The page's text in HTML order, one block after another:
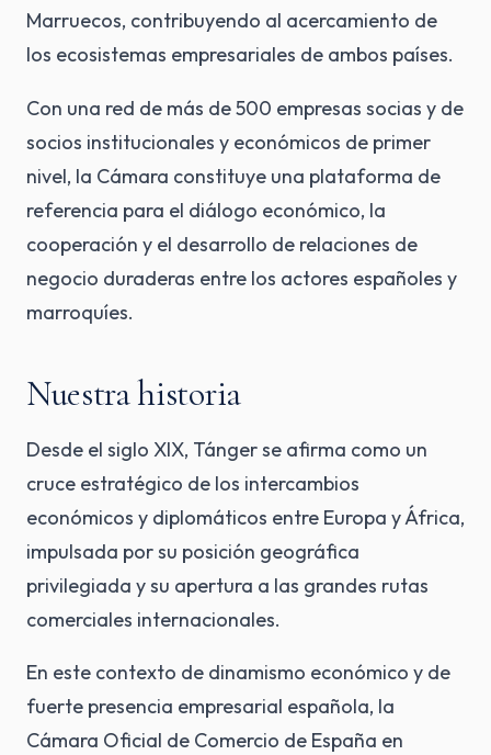
Marruecos, contribuyendo al acercamiento de
los ecosistemas empresariales de ambos países.
Con una red de más de 500 empresas socias y de
socios institucionales y económicos de primer
nivel, la Cámara constituye una plataforma de
referencia para el diálogo económico, la
cooperación y el desarrollo de relaciones de
negocio duraderas entre los actores españoles y
marroquíes.
Nuestra historia
Desde el siglo XIX, Tánger se afirma como un
cruce estratégico de los intercambios
económicos y diplomáticos entre Europa y África,
impulsada por su posición geográfica
privilegiada y su apertura a las grandes rutas
comerciales internacionales.
En este contexto de dinamismo económico y de
fuerte presencia empresarial española, la
Cámara Oficial de Comercio de España en